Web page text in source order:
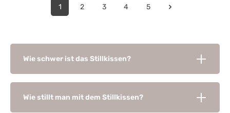
1 2 3 4 5
Wie schwer ist das Stillkissen?
Wie stillt man mit dem Stillkissen?